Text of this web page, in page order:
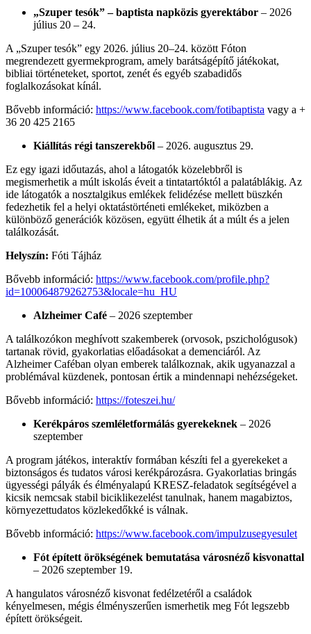
„Szuper tesók” – baptista napközis gyerektábor – 2026
július 20 – 24.
A „Szuper tesók” egy 2026. július 20–24. között Fóton
megrendezett gyermekprogram, amely barátságépítő játékokat,
bibliai történeteket, sportot, zenét és egyéb szabadidős
foglalkozásokat kínál.
Bővebb információ: https://www.facebook.com/fotibaptista vagy a +
36 20 425 2165
Kiállítás régi tanszerekből – 2026. augusztus 29.
Ez egy igazi időutazás, ahol a látogatók közelebbről is
megismerhetik a múlt iskolás éveit a tintatartóktól a palatáblákig. Az
ide látogatók a nosztalgikus emlékek felidézése mellett büszkén
fedezhetik fel a helyi oktatástörténeti emlékeket, miközben a
különböző generációk közösen, együtt élhetik át a múlt és a jelen
találkozását.
Helyszín: Fóti Tájház
Bővebb információ: https://www.facebook.com/profile.php?
id=100064879262753&locale=hu_HU
Alzheimer Café – 2026 szeptember
A találkozókon meghívott szakemberek (orvosok, pszichológusok)
tartanak rövid, gyakorlatias előadásokat a demenciáról. Az
Alzheimer Caféban olyan emberek találkoznak, akik ugyanazzal a
problémával küzdenek, pontosan értik a mindennapi nehézségeket.
Bővebb információ: https://foteszei.hu/
Kerékpáros szemléletformálás gyerekeknek – 2026
szeptember
A program játékos, interaktív formában készíti fel a gyerekeket a
biztonságos és tudatos városi kerékpározásra. Gyakorlatias bringás
ügyességi pályák és élményalapú KRESZ-feladatok segítségével a
kicsik nemcsak stabil biciklikezelést tanulnak, hanem magabiztos,
környezettudatos közlekedőkké is válnak.
Bővebb információ: https://www.facebook.com/impulzusegyesulet
Fót épített örökségének bemutatása városnéző kisvonattal
– 2026 szeptember 19.
A hangulatos városnéző kisvonat fedélzetéről a családok
kényelmesen, mégis élményszerűen ismerhetik meg Fót legszebb
épített örökségeit.